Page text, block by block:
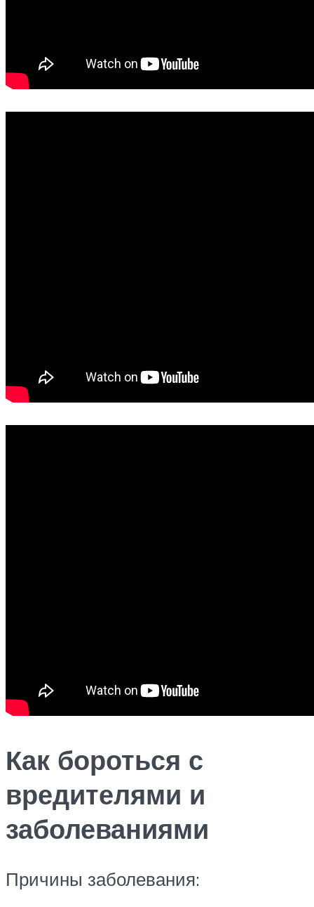
Как бороться с
вредителями и
заболеваниями
Причины заболевания: